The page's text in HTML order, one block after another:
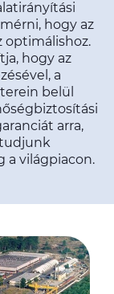
hogy az
optimálishoz.
hogy az
a
belül
arra,
a világpiacon.